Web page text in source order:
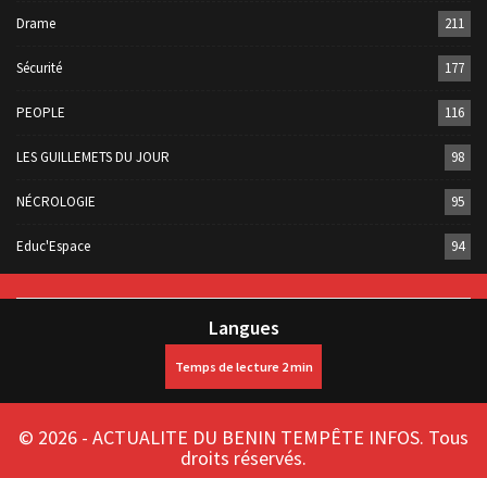
Drame 211
Sécurité 177
PEOPLE 116
LES GUILLEMETS DU JOUR 98
NÉCROLOGIE 95
Educ'Espace 94
Langues
© 2026 - ACTUALITE DU BENIN TEMPÊTE INFOS. Tous
droits réservés.